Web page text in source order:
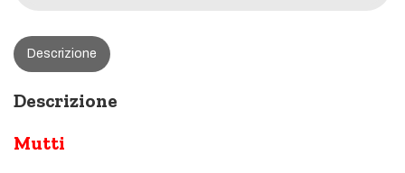
Descrizione
Descrizione
Mutti